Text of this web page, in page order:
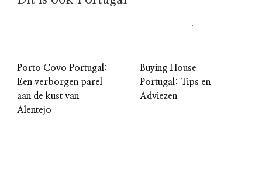
Porto Covo Portugal:
Een verborgen parel
aan de kust van
Alentejo
Buying House
Portugal: Tips en
Adviezen